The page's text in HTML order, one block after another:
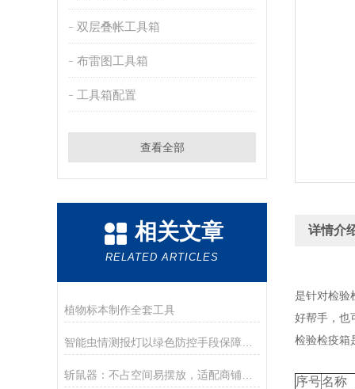
双层叠帐工具箱
布雷图工具箱
工具箱配置
查看全部
相关文章
RELATED ARTICLES
植物标本制作全套工具
斩鼠器：不占空间易摆放，适配商铺便利店灭鼠需求
详情介
是针对检验
好帮手，也
检验检疫箱
序号名称